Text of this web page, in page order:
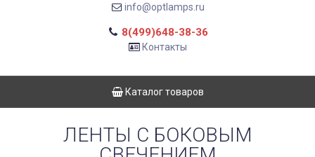
info@optlamps.ru
8(499)648-38-36
Контакты
Каталог товаров
ЛЕНТЫ С БОКОВЫМ